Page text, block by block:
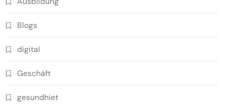
Blogs
digital
Geschäft
gesundhiet